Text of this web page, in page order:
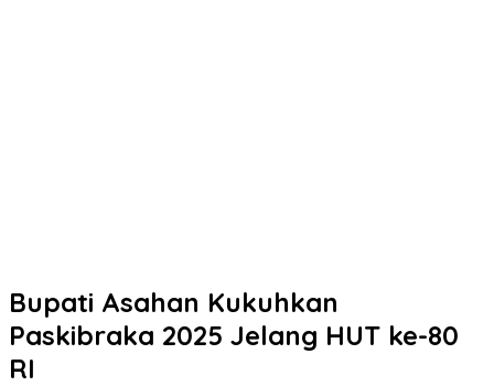
Bupati Asahan Kukuhkan
Paskibraka 2025 Jelang HUT ke-80
RI